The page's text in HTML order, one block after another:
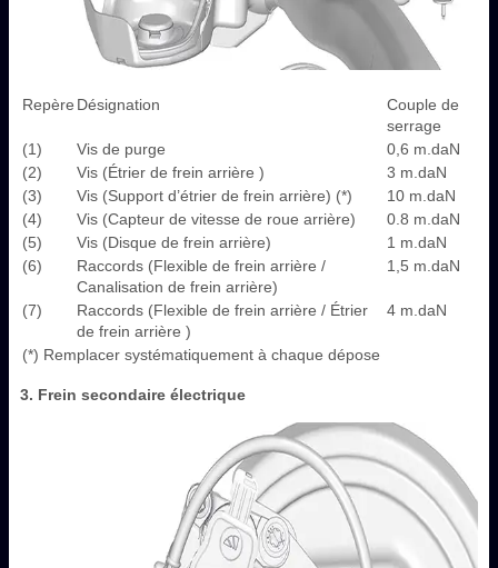
Repère Désignation
Couple de
serrage
(1)
Vis de purge
0,6 m.daN
(2)
Vis (Étrier de frein arrière )
3 m.daN
(3)
Vis (Support d’étrier de frein arrière) (*)
10 m.daN
(4)
Vis (Capteur de vitesse de roue arrière)
0.8 m.daN
(5)
Vis (Disque de frein arrière)
1 m.daN
(6)
Raccords (Flexible de frein arrière /
Canalisation de frein arrière)
1,5 m.daN
(7)
Raccords (Flexible de frein arrière / Étrier
de frein arrière )
4 m.daN
(*) Remplacer systématiquement à chaque dépose
3. Frein secondaire électrique